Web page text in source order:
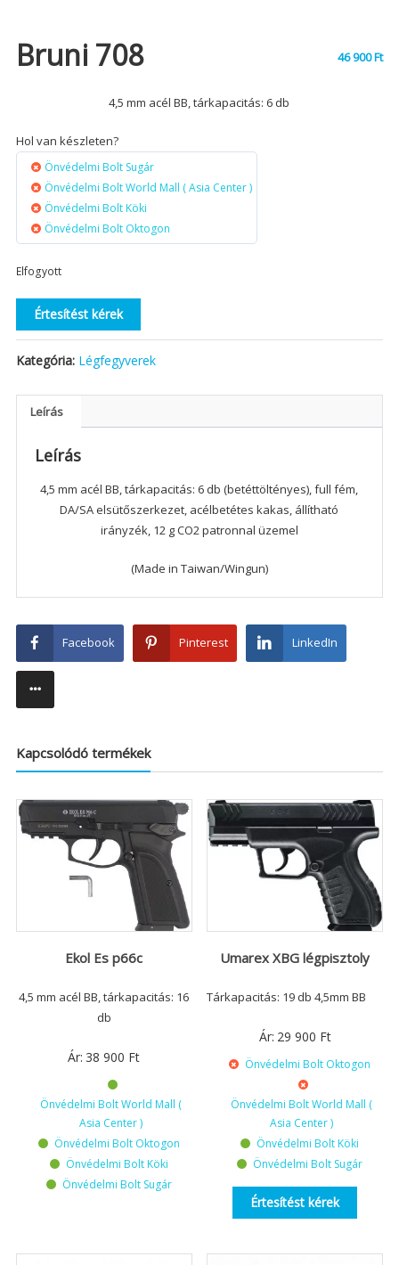
Bruni 708 46 900Ft
4,5 mm acél BB, tárkapacitás: 6 db
Hol van készleten?
Önvédelmi Bolt Sugár
Önvédelmi Bolt World Mall ( Asia Center )
Önvédelmi Bolt Köki
Önvédelmi Bolt Oktogon
Elfogyott
Értesítést kérek
Kategória: Légfegyverek
Leírás
Leírás
4,5 mm acél BB, tárkapacitás: 6 db (betéttöltényes), full fém,
DA/SA elsütőszerkezet, acélbetétes kakas, állítható
irányzék, 12 g CO2 patronnal üzemel
(Made in Taiwan/Wingun)
Facebook Pinterest LinkedIn
Kapcsolódó termékek
Ekol Es p66c
4,5 mm acél BB, tárkapacitás: 16
db
Ár: 38 900 Ft
Önvédelmi Bolt World Mall (
Asia Center )
Önvédelmi Bolt Oktogon
Önvédelmi Bolt Köki
Önvédelmi Bolt Sugár
Umarex XBG légpisztoly
Tárkapacitás: 19 db 4,5mm BB
Ár: 29 900 Ft
Önvédelmi Bolt Oktogon
Önvédelmi Bolt World Mall (
Asia Center )
Önvédelmi Bolt Köki
Önvédelmi Bolt Sugár
Értesítést kérek